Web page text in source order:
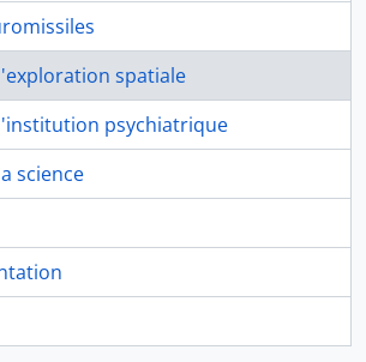
spatiale
psychiatrique
science